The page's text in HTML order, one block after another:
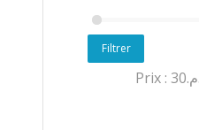
Filtrer
Prix :